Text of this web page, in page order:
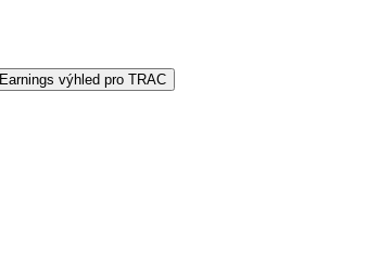
Earnings výhled pro TRAC